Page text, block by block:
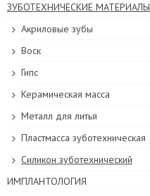
ЗУБОТЕХНИЧЕСКИЕ МАТЕРИАЛЫ
Акриловые зубы
Воск
Гипс
Керамическая масса
Металл для литья
Пластмасса зуботехническая
Силикон зуботехнический
ИМПЛАНТОЛОГИЯ